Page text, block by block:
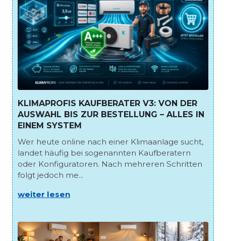
KLIMAPROFIS KAUFBERATER V3: VON DER
AUSWAHL BIS ZUR BESTELLUNG – ALLES IN
EINEM SYSTEM
Wer heute online nach einer Klimaanlage sucht,
landet häufig bei sogenannten Kaufberatern
oder Konfiguratoren. Nach mehreren Schritten
folgt jedoch me...
weiter lesen